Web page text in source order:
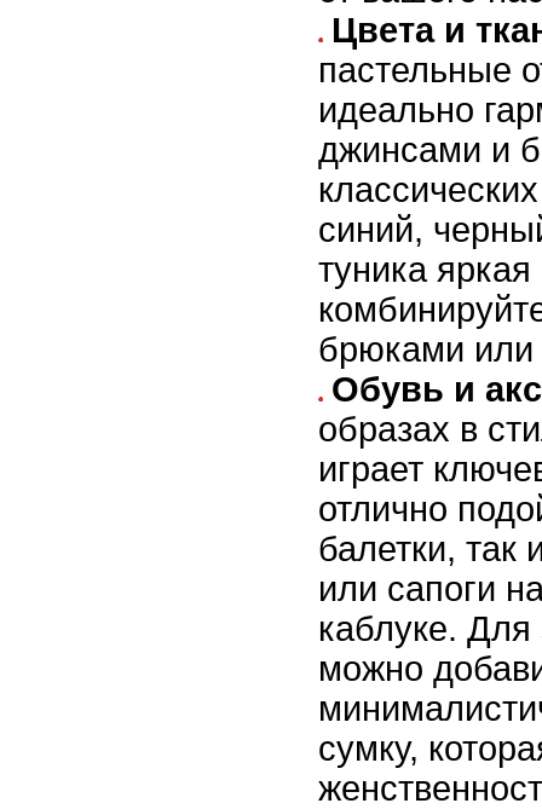
Цвета и
пастельные
идеально
джинсами и
синий,
туника
брюками
Обувь и
образах в
играет
отлично
балетки, так
или сапоги
каблуке.
можно
сумку,